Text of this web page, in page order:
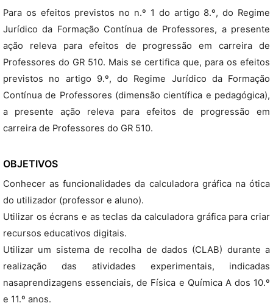
Para os efeitos previstos no n.º 1 do artigo 8.º, do Regime
Jurídico da Formação Contínua de Professores, a presente
ação releva para efeitos de progressão em carreira de
Professores do GR 510. Mais se certifica que, para os efeitos
previstos no artigo 9.º, do Regime Jurídico da Formação
Contínua de Professores (dimensão científica e pedagógica),
a presente ação releva para efeitos de progressão em
carreira de Professores do GR 510.
OBJETIVOS
Conhecer as funcionalidades da calculadora gráfica na ótica
do utilizador (professor e aluno).
Utilizar os écrans e as teclas da calculadora gráfica para criar
recursos educativos digitais.
Utilizar um sistema de recolha de dados (CLAB) durante a
realização das atividades experimentais, indicadas
nasaprendizagens essenciais, de Física e Química A dos 10.º
e 11.º anos.